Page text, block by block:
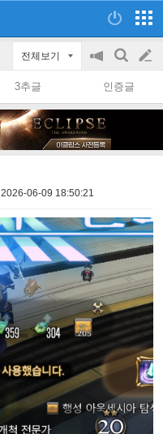
전체보기
공
on/off
검
색
글
쓰
3추글 인증글
2026-06-09 18:50:21